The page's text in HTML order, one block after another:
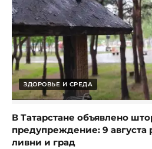
ЗДОРОВЬЕ И СРЕДА
В Татарстане объявлено
предупреждение: 9 августа
ливни и град